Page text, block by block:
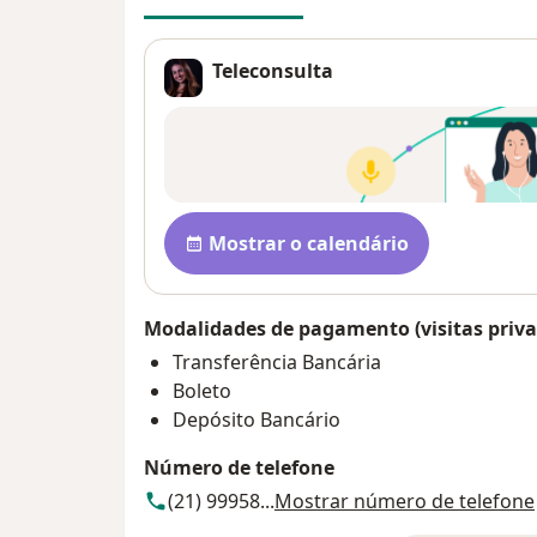
Teleconsulta
Disponibilidade
Mostrar o calendário
Modalidades de pagamento (visitas
Transferência Bancária
Boleto
Depósito Bancário
Número de telefone
(21) 99958...Mostrar número de telefone